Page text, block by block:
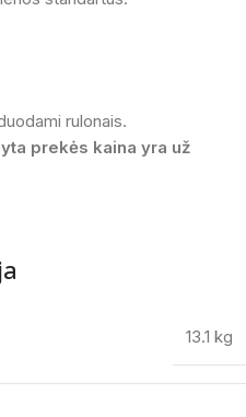
rulonais.
prekės kaina yra už
13.1 kg